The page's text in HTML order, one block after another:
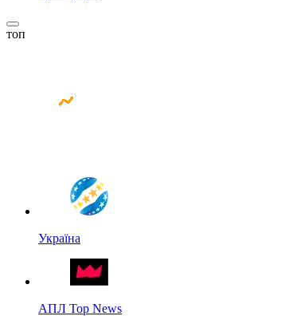
топ
Україна
АПЛ Top News